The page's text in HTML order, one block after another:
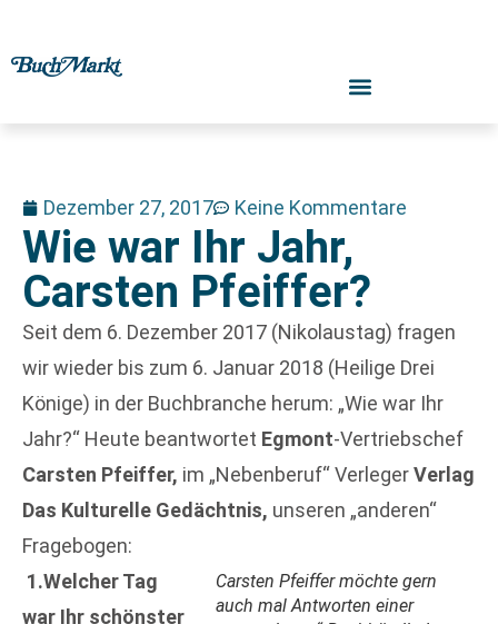
Dezember 27, 2017 Keine Kommentare
Wie war Ihr Jahr,
Carsten Pfeiffer?
Seit dem 6. Dezember 2017 (Nikolaustag) fragen
wir wieder bis zum 6. Januar 2018 (Heilige Drei
Könige) in der Buchbranche herum: „Wie war Ihr
Jahr?“ Heute beantwortet Egmont-Vertriebschef
Carsten Pfeiffer, im „Nebenberuf“ VerlegerVerlag
Das Kulturelle Gedächtnis, unseren „anderen“
Fragebogen:
Carsten Pfeiffer möchte gern
auch mal Antworten einer
1.Welcher Tag
war Ihr schönster